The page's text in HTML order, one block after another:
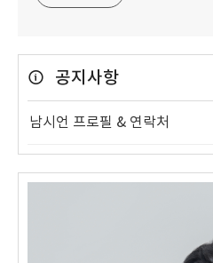
공지사항
남시언 프로필 & 연락처